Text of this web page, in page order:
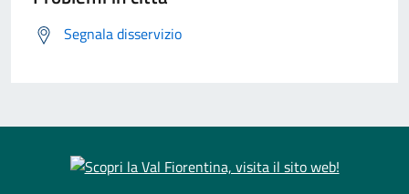
Segnala disservizio